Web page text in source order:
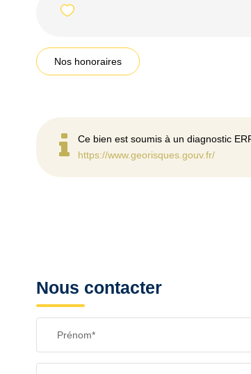
Nos honoraires
Ce bien est soumis à un diagnostic
https://www.georisques.gouv.fr/
Nous contacter
Prénom*